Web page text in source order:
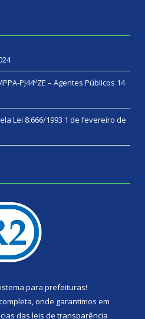
PJ44ªZE – Agentes Públicos 14
Lei 8.666/1993 1 de fevereiro de
para prefeituras!
onde garantimos em
das leis de transparência